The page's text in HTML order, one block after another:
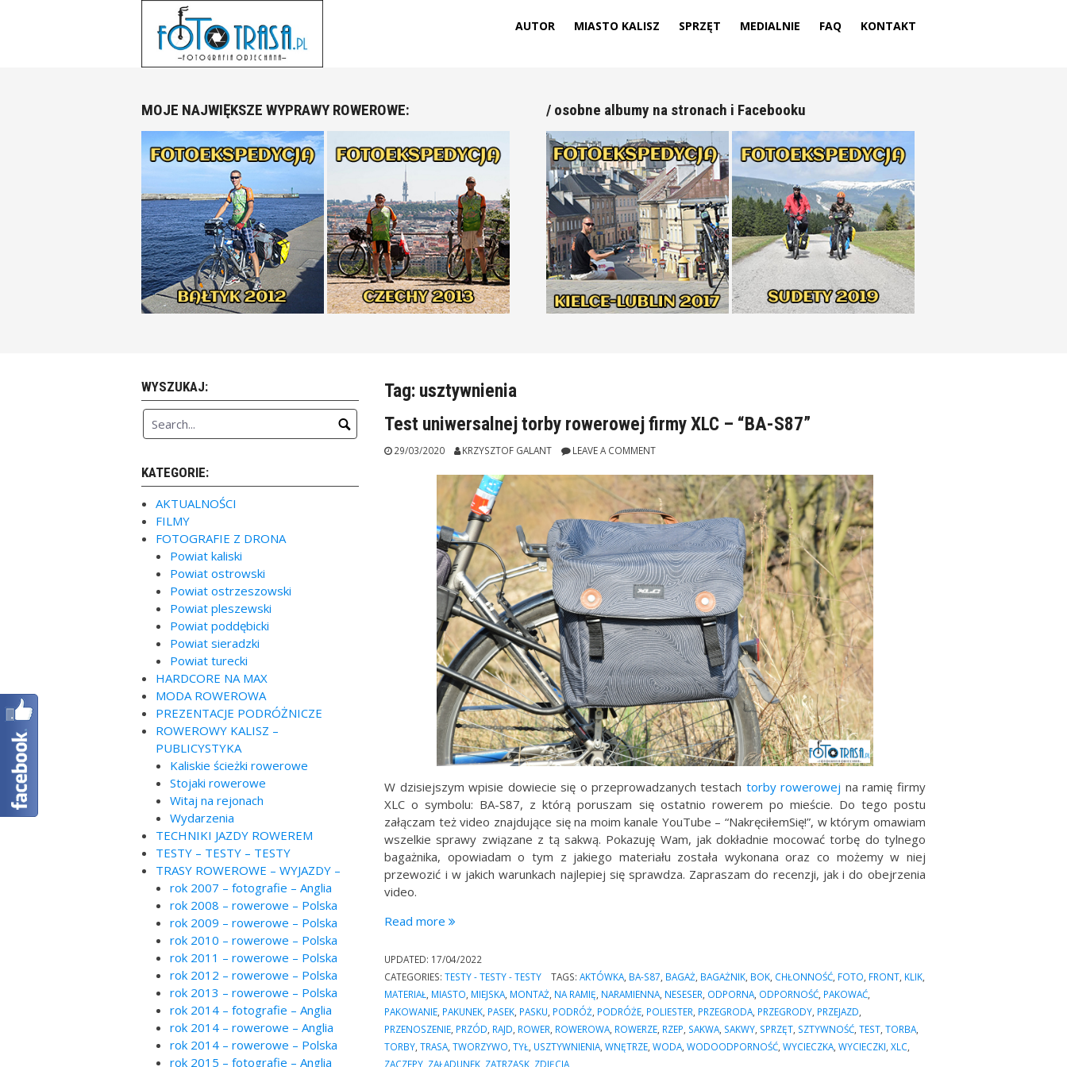
AUTOR MIASTO KALISZ SPRZĘT MEDIALNIE FAQ KONTAKT
MOJE NAJWIĘKSZE WYPRAWY ROWEROWE: / osobne albumy na stronach i Facebooku
Tag: usztywnienia
Test uniwersalnej torby rowerowej firmy XLC – “BA-S87”
29/03/2020 KRZYSZTOF GALANT LEAVE A COMMENT
W dzisiejszym wpisie dowiecie się o przeprowadzanych testach torby rowerowej na ramię firmy
XLC o symbolu: BA-S87, z którą poruszam się ostatnio rowerem po mieście. Do tego postu
załączam też video znajdujące się na moim kanale YouTube – “NakręciłemSię!”, w którym omawiam
wszelkie sprawy związane z tą sakwą. Pokazuję Wam, jak dokładnie mocować torbę do tylnego
bagażnika, opowiadam o tym z jakiego materiału została wykonana oraz co możemy w niej
przewozić i w jakich warunkach najlepiej się sprawdza. Zapraszam do recenzji, jak i do obejrzenia
video.
Read more“Test
torby
rowerowej
firmy
XLC
–
“BA-
S87””
UPDATED: 17/04/2022
CATEGORIES:TESTY - TESTY - TESTY TAGS: AKTÓWKA BA-S87 BAGAŻ BAGAŻNIK BOK CHŁONNOŚĆ FOTO FRONT KLIK
MATERIAŁ MIASTO MIEJSKA MONTAŻ NA RAMIĘ NARAMIENNA NESESER ODPORNA ODPORNOŚĆ PAKOWAĆ
PAKOWANIE PAKUNEK PASEK PASKU PODRÓŻ PODRÓŻE POLIESTER PRZEGRODA PRZEGRODY PRZEJAZD
PRZENOSZENIE PRZÓD RAJD ROWER ROWEROWA ROWERZE RZEP SAKWA SAKWY SPRZĘT SZTYWNOŚĆ ,TEST ,TORBA
TORBY ,TRASA ,TWORZYWO ,TYŁ USZTYWNIENIA ,WNĘTRZE ,WODA ,WODOODPORNOŚĆ ,WYCIECZKA ,WYCIECZKI ,XLC
ZACZEPY ZAŁADUNEK ZATRZASK ZDJĘCIA
WYSZUKAJ:
KATEGORIE:
AKTUALNOŚCI
FILMY
FOTOGRAFIE Z DRONA
Powiat kaliski
Powiat ostrowski
Powiat ostrzeszowski
Powiat pleszewski
Powiat poddębicki
Powiat sieradzki
Powiat turecki
HARDCORE NA MAX
MODA ROWEROWA
PREZENTACJE PODRÓŻNICZE
ROWEROWY KALISZ –
PUBLICYSTYKA
Kaliskie ścieżki rowerowe
Stojaki rowerowe
Witaj na rejonach
Wydarzenia
TECHNIKI JAZDY ROWEREM
TESTY – TESTY – TESTY
TRASY ROWEROWE – WYJAZDY –
rok 2007 – fotografie – Anglia
rok 2008 – rowerowe – Polska
rok 2009 – rowerowe – Polska
rok 2010 – rowerowe – Polska
rok 2011 – rowerowe – Polska
rok 2012 – rowerowe – Polska
rok 2013 – rowerowe – Polska
rok 2014 – fotografie – Anglia
rok 2014 – rowerowe – Anglia
rok 2014 – rowerowe – Polska
rok 2015 – fotografie – Anglia